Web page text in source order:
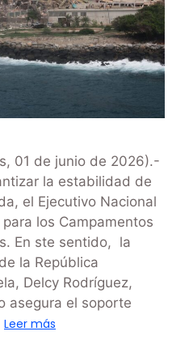
01 de junio de 2026).-
la estabilidad de
el Ejecutivo Nacional
los Campamentos
En ste sentido, la
la República
Delcy Rodríguez,
asegura el soporte
Leer más